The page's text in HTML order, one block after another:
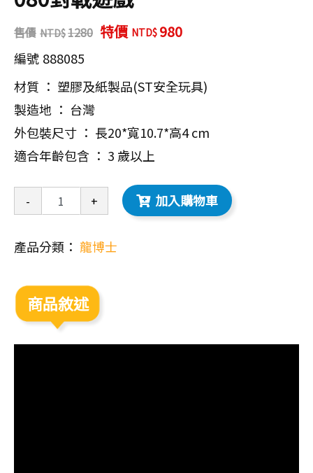
售價 1280 特價 980
編號 888085
材質 ： 塑膠及紙製品(ST安全玩具)
製造地 ： 台灣
外包裝尺寸 ： 長20*寬10.7*高4 cm
適合年齡包含 ： 3 歲以上
- + 加入購物車
產品分類： 龍博士
商品敘述